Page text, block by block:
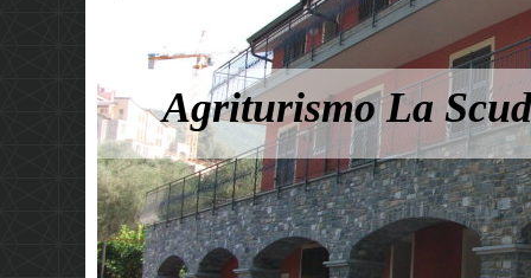
Agriturismo La